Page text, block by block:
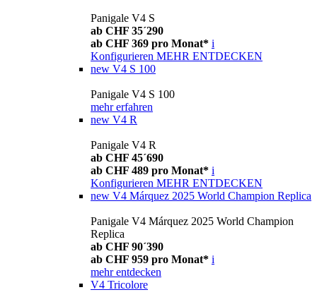
Panigale V4 S
ab CHF 35´290
ab CHF 369 pro Monat* i
Konfigurieren MEHR ENTDECKEN
new V4 S 100
Panigale V4 S 100
mehr erfahren
new V4 R
Panigale V4 R
ab CHF 45´690
ab CHF 489 pro Monat* i
Konfigurieren MEHR ENTDECKEN
new V4 Márquez 2025 World Champion Replica
Panigale V4 Márquez 2025 World Champion
Replica
ab CHF 90´390
ab CHF 959 pro Monat* i
mehr entdecken
V4 Tricolore